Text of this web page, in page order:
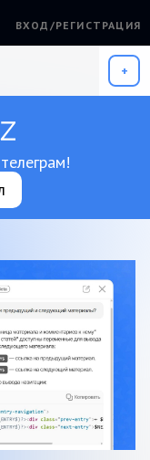
ВХОД/РЕГИСТРАЦИЯ
+